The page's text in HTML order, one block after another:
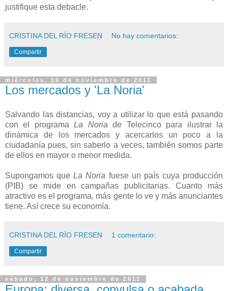
justifique esta debacle.
CRISTINA DEL RÍO FRESEN No hay comentarios:
Compartir
miércoles, 16 de noviembre de 2011
Los mercados y 'La Noria'
Salvando las distancias, voy a utilizar lo que está pasando
con el programaLa Noria de Telecinco para ilustrar la
dinámica de los mercados y acercarlos un poco a la
ciudadanía pues, sin saberlo a veces, también somos parte
de ellos en mayor o menor medida.
Supongamos queLa Noria fuese un país cuya producción
(PIB) se mide en campañas publicitarias. Cuanto más
atractivo es el programa, más gente lo ve y más anunciantes
tiene. Así crece su economía.
CRISTINA DEL RÍO FRESEN 1 comentario:
Compartir
sábado, 12 de noviembre de 2011